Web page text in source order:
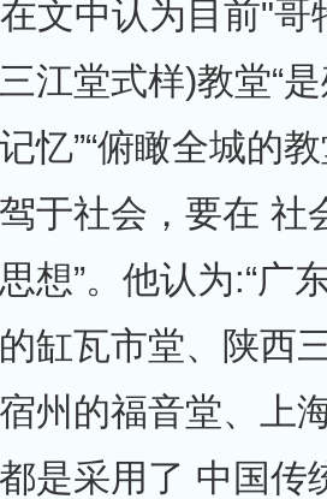
在文中认为目前"
江堂式样)教堂“
忆”“俯瞰全城的
于社会，要在 社
想”。他认为:“广
缸瓦市堂、陕西
州的福音堂、上
是采用了 中国传